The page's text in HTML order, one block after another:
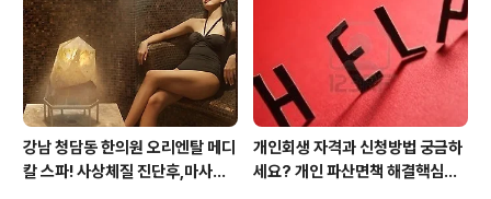
강남 청담동 한의원 오리엔탈 메디
칼 스파! 사상체질 진단후,마사지,
개인회생 자격과 신청방법 궁금하
세요? 개인 파산면책 해결핵심은?